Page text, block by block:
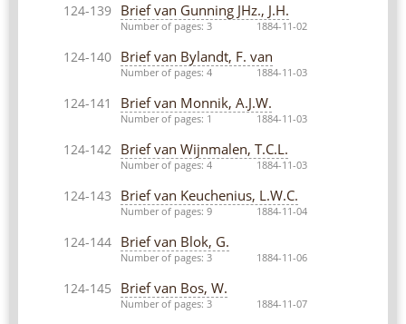
124-139 Brief van Gunning JHz., J.H.
Number of pages: 3 1884-11-02
124-140 Brief van Bylandt, F. van
Number of pages: 4 1884-11-03
124-141 Brief van Monnik, A.J.W.
Number of pages: 1 1884-11-03
124-142 Brief van Wijnmalen, T.C.L.
Number of pages: 4 1884-11-03
124-143 Brief van Keuchenius, L.W.C.
Number of pages: 9 1884-11-04
124-144 Brief van Blok, G.
Number of pages: 3 1884-11-06
124-145 Brief van Bos, W.
Number of pages: 3 1884-11-07